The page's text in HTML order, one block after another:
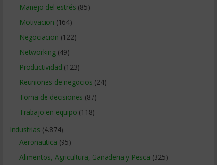
Manejo del estrés (85)
Motivacion (164)
Negociacion (122)
Networking(49)
Productividad (123)
Reuniones de negocios (24)
Toma de decisiones (87)
Trabajo en equipo (118)
Industrias (4.874)
Aeronautica (95)
Alimentos, Agricultura, Ganaderia y Pesca (325)